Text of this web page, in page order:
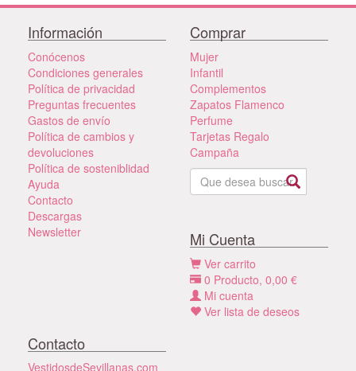
Información
Conócenos
Condiciones generales
Política de privacidad
Preguntas frecuentes
Gastos de envío
Política de cambios y
devoluciones
Política de sosteniblidad
Ayuda
Contacto
Descargas
Newsletter
Comprar
Mujer
Infantil
Complementos
Zapatos Flamenco
Perfume
Tarjetas Regalo
Campaña
Mi Cuenta
Ver carrito
0 Producto, 0,00 €
Mi cuenta
Ver lista de deseos
Contacto
VestidosdeSevillanas.com